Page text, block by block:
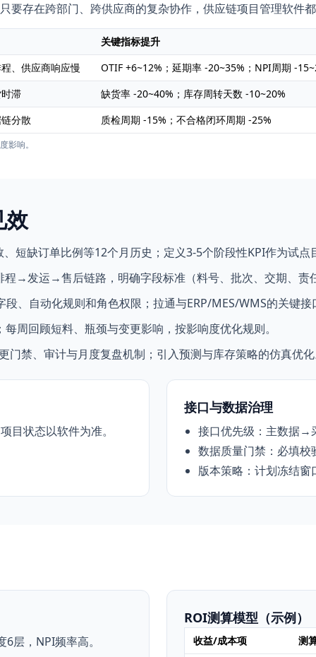
要存在跨部门、跨供应商的复杂协作，供应链项目管理软件
关键指标提升
、供应商响应慢
OTIF +6~12%；延期率 -20~35%；NPI周期 -
滞
缺货率 -20~40%；库存周转天数 -10~20%
分散
质检周期 -15%；不合格闭环周期 -25%
影响。
效
短缺订单比例等12个月历史；定义3-5个阶段性KPI作为试点
→发运→售后链路，明确字段标准（料号、批次、交期、责
、自动化规则和角色权限；拉通与ERP/MES/WMS的关键接
周回顾短料、瓶颈与变更影响，按影响度优化规则。
门禁、审计与月度复盘机制；引入预测与库存策略的仿真优
目状态以软件为准。
接口与数据治理
接口优先级：主数据
数据质量门禁：必填
版本策略：计划冻结
层，NPI频率高。
ROI测算模型（示例）
收益/成本项 测